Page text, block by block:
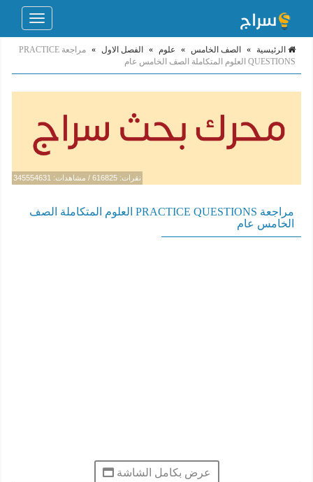
Toggle
الرئيسية » الصف الخامس » علوم » الفصل الاول »
مراجعة PRACTICE
QUESTIONS العلوم المتكاملة الصف الخامس عام
نقرات: 616825 / مشاهدات: 345554631
مراجعة PRACTICE QUESTIONS العلوم المتكاملة الصف
الخامس عام
عرض بكامل الشاشة